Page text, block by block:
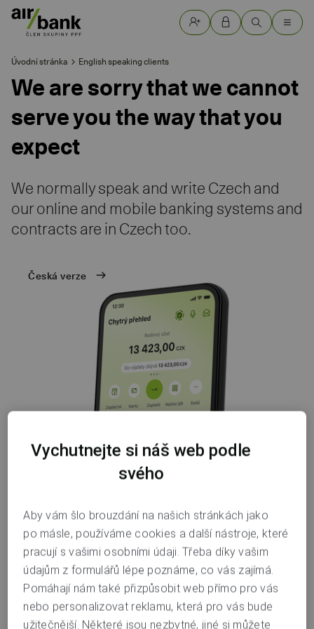
We are sorry that we cannot
serve you the way that you
expect
We normally speak and write Czech and
our online and mobile banking systems and
contracts are in Czech too.
Česká verze
English speaking clients
Úvodní stránka
Please be sure that even though Czech may be
difficult to understand for you, we will try to give
you the best service we can. It is possible that
nobody is able to communicate with you at the
moment — like now.
Vychutnejte si náš web podle
svého
Aby vám šlo brouzdání na našich stránkách jako
po másle, používáme cookies a další nástroje, které
pracují s vašimi osobními údaji. Třeba díky vašim
údajům z formulářů lépe poznáme, co vás zajímá.
Pomáhají nám také přizpůsobit web přímo pro vás
nebo personalizovat reklamu, která pro vás bude
užitečnější. Některé jsou nezbytné, jiné si můžete